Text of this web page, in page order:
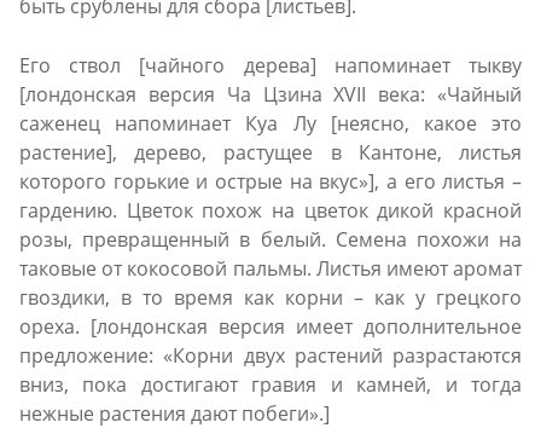
быть срублены для сбора [листьев].
Его ствол [чайного дерева] напоминает тыкву
[лондонская версия Ча Цзина ХVII века: «Чайный
саженец напоминает Куа Лу [неясно, какое это
растение], дерево, растущее в Кантоне, листья
которого горькие и острые на вкус»], a его листья –
гардению. Цветок похож на цветок дикой красной
розы, превращенный в белый. Семена похожи на
таковые от кокосовой пальмы. Листья имеют аромат
гвоздики, в то время как корни – как у грецкого
ореха. [лондонская версия имеет дополнительное
предложение: «Корни двух растений разрастаются
вниз, пока достигают гравия и камней, и тогда
нежные растения дают побеги».]